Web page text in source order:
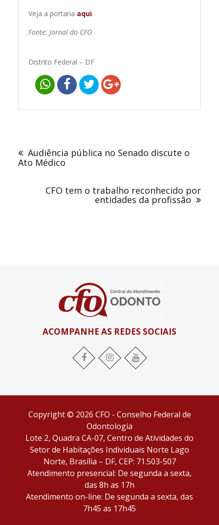
Veja a portaria aqui.
Fonte: Jornal do CFO
Distrito Federal – DF
Post
Audiência pública no Senado discute o
Ato Médico
CFO tem o trabalho reconhecido por
entidades da profissão
ACOMPANHE AS REDES SOCIAIS
Facebook Instagram YouTube
Copyright © 2026 CFO - Conselho Federal de
Odontologia
Lote 2, Quadra CA-07, Centro de Atividades do
Setor de Habitações Individuais Norte Lago
Norte, Brasília – DF, CEP: 71.503-507
Atendimento presencial: De segunda a sexta,
das 8h as 17h
Atendimento on-line: De segunda a sexta, das
7h45 as 17h45